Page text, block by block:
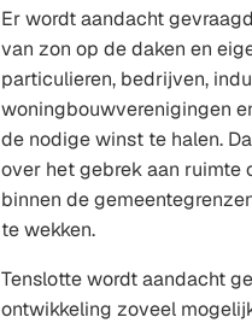
Er wordt aandacht
van zon op de daken en
particulieren, bedrijven,
woningbouwverenigingen
de nodige winst te halen.
over het gebrek aan ruimte
binnen de
te wekken.
Tenslotte wordt aandacht
ontwikkeling zoveel